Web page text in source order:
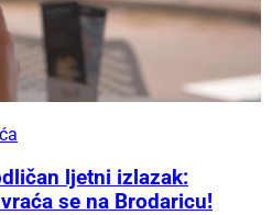
ljetni izlazak:
se na Brodaricu!